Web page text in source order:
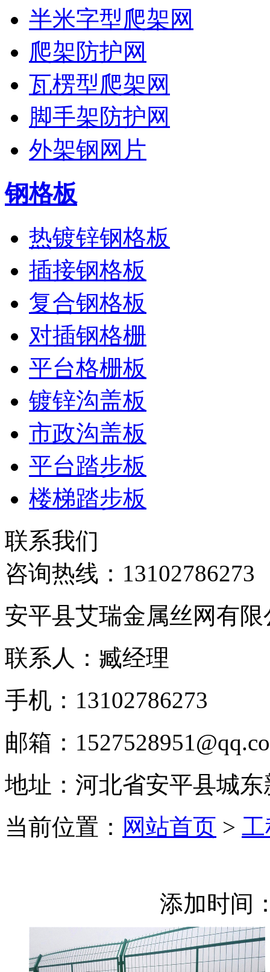
半米字型爬架网
爬架防护网
瓦楞型爬架网
脚手架防护网
外架钢网片
钢格板
热镀锌钢格板
插接钢格板
复合钢格板
对插钢格栅
平台格栅板
镀锌沟盖板
市政沟盖板
平台踏步板
楼梯踏步板
联系我们
咨询热线： 13102786273
安平县艾瑞金属丝网有限
联系人：臧经理
手机：13102786273
邮箱：
地址：河北省安平县城
当前位置： 网站首页 >
添加时间